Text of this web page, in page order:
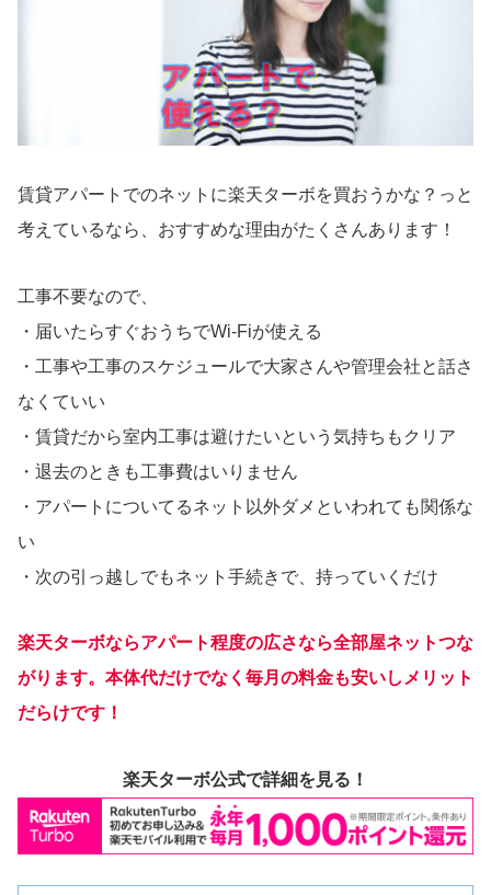
賃貸アパートでのネットに楽天ターボを買おうかな？っと
考えているなら、おすすめな理由がたくさんあります！
工事不要なので、
・届いたらすぐおうちでWi-Fiが使える
・工事や工事のスケジュールで大家さんや管理会社と話さ
なくていい
・賃貸だから室内工事は避けたいという気持ちもクリア
・退去のときも工事費はいりません
・アパートについてるネット以外ダメといわれても関係な
い
・次の引っ越しでもネット手続きで、持っていくだけ
楽天ターボならアパート程度の広さなら全部屋ネットつな
がります。本体代だけでなく毎月の料金も安いしメリット
だらけです！
楽天ターボ公式で詳細を見る！